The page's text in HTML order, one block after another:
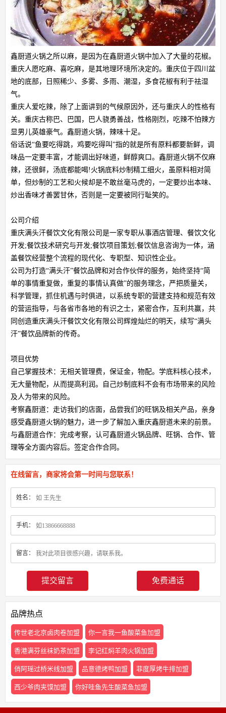
鑫厨道火锅之所以麻，是因为在鑫厨道火锅中加入了大量的花椒。
重庆人愿吃麻、喜吃麻，是其地理环境所决定的。重庆位于四川盆
地的底部，日照稀少、多雾、多雨、潮湿，多食花椒有利于祛湿
气。
重庆人爱吃辣，除了上面讲到的气候原因外，还与重庆人的性格有
关。重庆古称巴、巴国，巴人骁勇善战，性格刚烈，吃辣不怕辣方
显男儿英雄豪气。鑫厨道火锅，辣味十足。
俗话说“鱼要吃得跳，鸡要吃得叫”指的就是所有原料都要新鲜，调
味品一定要丰富，才能调出好味道，鲜醇爽口。鑫厨道火锅不仅麻
辣，还很鲜，汤底都能喝!火锅底料炒制精工细火，虽原料相对简
单，但炒制的工艺和火候却是不敢丝毫马虎的，一定要炒出本味、
炒出香味才善罢甘休，否则是一定要被同行耻笑的。
公司介绍
重庆满头汗餐饮文化有限公司是一家专职从事酒店管理、餐饮文化
开发;餐饮技术研究与开发;餐饮项目策划;餐饮信息咨询为一体，涵
盖餐饮经营整个流程的现代化、专职型、知识性企业。
公司为打造“满头汗”餐饮品牌和对合作伙伴的服务，始终坚持“简
单的事情重复做，重复的事情认真做”的服务理念，严把质量关，
科学管理，抓住机遇与时俱进，以系统专职的营建支持和规范有效
的营运指导，与各省市各地的有识之士，紧密合作，互利共赢，共
同创造重庆满头汗餐饮文化有限公司辉煌灿烂的明天，续写“满头
汗”餐饮品牌新的传奇。
项目优势
自己掌握技术：无相关管理费，保证金，物配。学底料核心技术，
无大量物配，从而提高利润。自己炒制底料不会有市场带来的风险
及人为带来的风险。
考察鑫厨道：走访我们的店面，品尝我们的旺锅及相关产品，亲身
感受鑫厨道火锅的魅力，进一步了解加入重庆鑫厨道未来的前景。
与鑫厨道合作：完成考察，认可鑫厨道火锅品牌、旺锅、合作、管
理等全方面内容后。签定合作合同。
在线留言，商家将会第一时间与您联系！
姓名：
手机：
留言：
免费通话
品牌热点
传世老北京卤肉卷加盟 你一言我一鱼酸菜鱼加盟
香港满芬丝袜奶茶加盟 李记红焖羊肉火锅加盟
俏阿瑶过桥米线加盟 品意德烤鸭加盟 菲度厚烤牛排加盟
西少爷肉夹馍加盟 你好哇鱼先生酸菜鱼加盟